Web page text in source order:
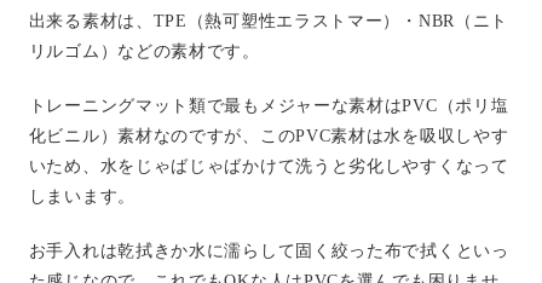
出来る素材は、TPE（熱可塑性エラストマー）・NBR（ニト
リルゴム）などの素材です。
トレーニングマット類で最もメジャーな素材はPVC（ポリ塩
化ビニル）素材なのですが、このPVC素材は水を吸収しやす
いため、水をじゃばじゃばかけて洗うと劣化しやすくなって
しまいます。
お手入れは乾拭きか水に濡らして固く絞った布で拭くといっ